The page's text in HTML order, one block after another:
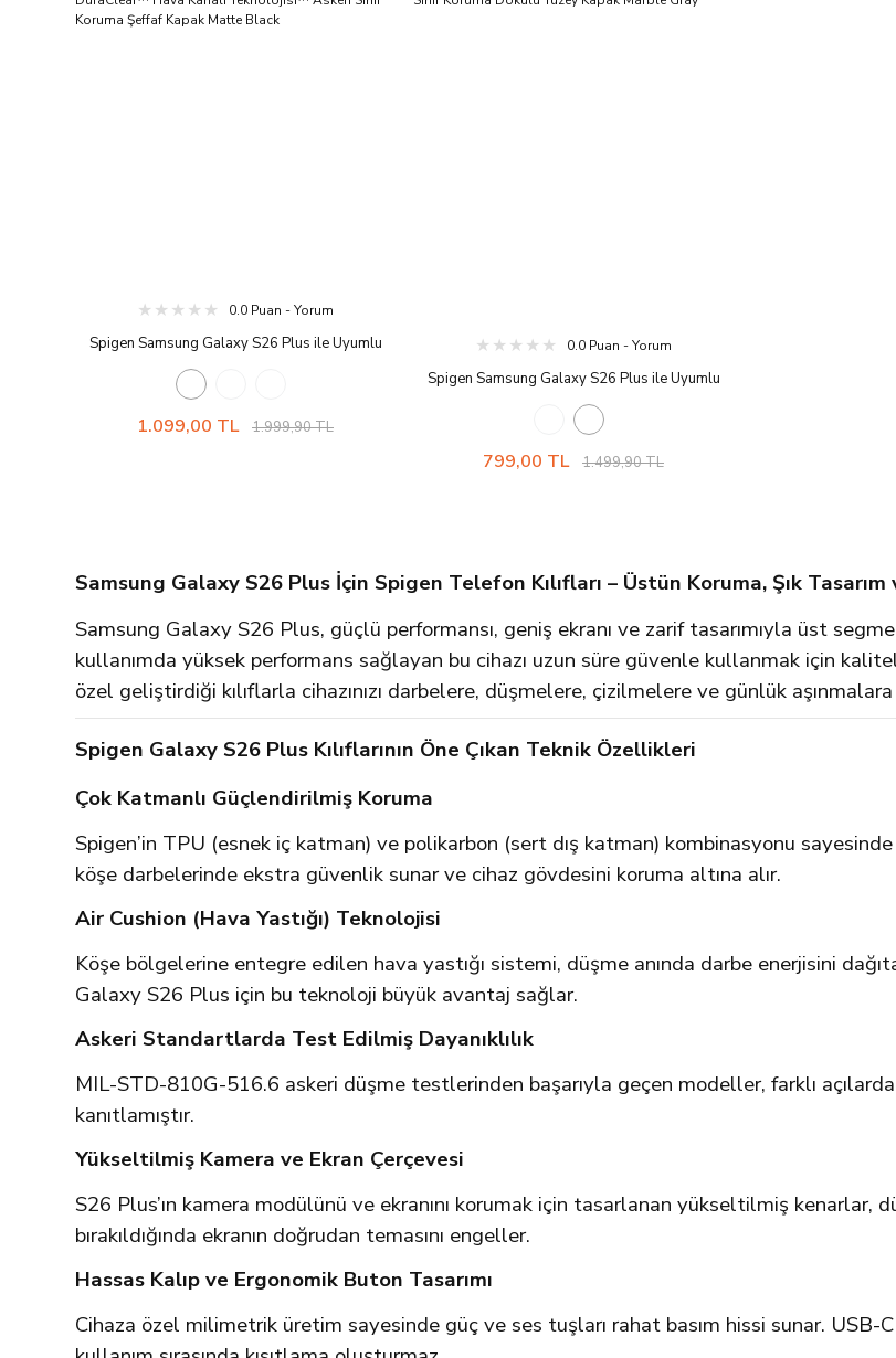
0.0 Puan - Yorum
Spigen Samsung Galaxy S26 Plus ile Uyumlu
ince Kılıf Liquid Air MagFit Sararmaya Dayanıklı
DuraClear™ Hava Kanalı Teknolojisi™ Askeri
1.099,00 TL 1.999,90 TL
0.0 Puan - Yorum
Spigen Samsung Galaxy S26 Plus ile Uyumlu
ince Kılıf Liquid Air Hava Kanalı Teknolojisi™
Askeri Sınıf Koruma Dokulu Yüzey Kapak Marble
799,00 TL 1.499,90 TL
Samsung Galaxy S26 Plus İçin Spigen Telefon Kılıfları – Üstün Koruma, Şık
Samsung Galaxy S26 Plus, güçlü performansı, geniş ekranı ve zarif tasarımıyla üst
kullanımda yüksek performans sağlayan bu cihazı uzun süre güvenle kullanmak için
özel geliştirdiği kılıflarla cihazınızı darbelere, düşmelere, çizilmelere ve günlük
Spigen Galaxy S26 Plus Kılıflarının Öne Çıkan Teknik Özellikleri
Çok Katmanlı Güçlendirilmiş Koruma
Spigen’in TPU (esnek iç katman) ve polikarbon (sert dış katman) kombinasyonu
köşe darbelerinde ekstra güvenlik sunar ve cihaz gövdesini koruma altına alır.
Air Cushion (Hava Yastığı) Teknolojisi
Köşe bölgelerine entegre edilen hava yastığı sistemi, düşme anında darbe enerjisini
Galaxy S26 Plus için bu teknoloji büyük avantaj sağlar.
Askeri Standartlarda Test Edilmiş Dayanıklılık
MIL-STD-810G-516.6 askeri düşme testlerinden başarıyla geçen modeller, farklı
kanıtlamıştır.
Yükseltilmiş Kamera ve Ekran Çerçevesi
S26 Plus’ın kamera modülünü ve ekranını korumak için tasarlanan yükseltilmiş kenarlar,
bırakıldığında ekranın doğrudan temasını engeller.
Hassas Kalıp ve Ergonomik Buton Tasarımı
Cihaza özel milimetrik üretim sayesinde güç ve ses tuşları rahat basım hissi sunar. USB-